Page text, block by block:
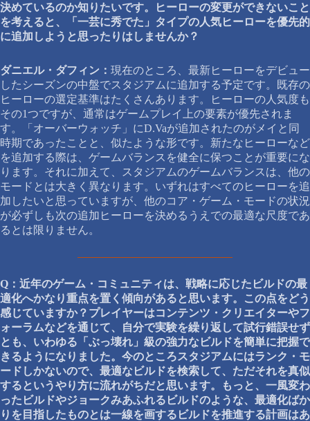
決めているのか知りたいです。ヒーローの変更ができないこと
を考えると、「一芸に秀でた」タイプの人気ヒーローを優先的
に追加しようと思ったりはしませんか？
ダニエル・ダフィン： 現在のところ、最新ヒーローをデビュー
したシーズンの中盤でスタジアムに追加する予定です。既存の
ヒーローの選定基準はたくさんあります。ヒーローの人気度も
その1つですが、通常はゲームプレイ上の要素が優先されま
す。「オーバーウォッチ」にD.Vaが追加されたのがメイと同
時期であったことと、似たような形です。新たなヒーローなど
を追加する際は、ゲームバランスを健全に保つことが重要にな
ります。それに加えて、スタジアムのゲームバランスは、他の
モードとは大きく異なります。いずれはすべてのヒーローを追
加したいと思っていますが、他のコア・ゲーム・モードの状況
が必ずしも次の追加ヒーローを決めるうえでの最適な尺度であ
るとは限りません。
Q：近年のゲーム・コミュニティは、戦略に応じたビルドの最
適化へかなり重点を置く傾向があると思います。この点をどう
感じていますか？プレイヤーはコンテンツ・クリエイターやフ
ォーラムなどを通じて、自分で実験を繰り返して試行錯誤せず
とも、いわゆる「ぶっ壊れ」級の強力なビルドを簡単に把握で
きるようになりました。今のところスタジアムにはランク・モ
ードしかないので、最適なビルドを検索して、ただそれを真似
するというやり方に流れがちだと思います。もっと、一風変わ
ったビルドやジョークみあふれるビルドのような、最適化ばか
りを目指したものとは一線を画するビルドを推進する計画はあ